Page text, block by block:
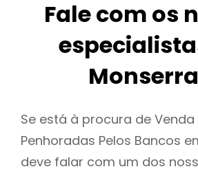
Fale com os
Se está à procura de Venda
Penhoradas Pelos Bancos
deve falar com um dos